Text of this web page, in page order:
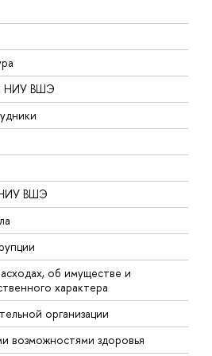
НИУ ВШЭ
НИУ ВШЭ
об имуществе и
характера
организации
возможностями здоровья